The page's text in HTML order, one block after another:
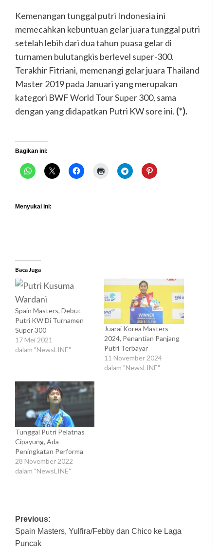
Kemenangan tunggal putri Indonesia ini
memecahkan kebuntuan gelar juara tunggal putri
setelah lebih dari dua tahun puasa gelar di
turnamen bulutangkis berlevel super-300.
Terakhir Fitriani, memenangi gelar juara Thailand
Master 2019 pada Januari yang merupakan
kategori BWF World Tour Super 300, sama
dengan yang didapatkan Putri KW sore ini. (*).
Bagikan ini:
Menyukai ini:
Baca Juga
Spain Masters, Debut
Putri KW Di Turnamen
Super 300
17 Mei 2021
dalam "NewsLINE"
Juarai Korea Masters
2024, Penantian Panjang
Putri Terbayar
11 November 2024
dalam "NewsLINE"
Tunggal Putri Pelatnas
Cipayung, Ada
Peningkatan Performa
28 November 2022
dalam "NewsLINE"
Post
navigation
Previous:
Spain Masters, Yulfira/Febby dan Chico ke Laga
Puncak